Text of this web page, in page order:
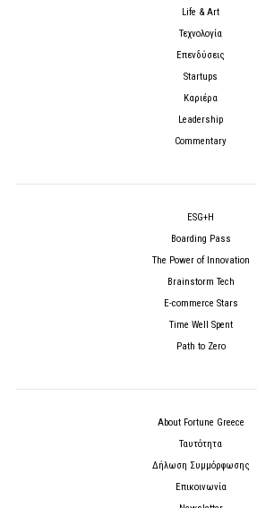
Life & Art
Τεχνολογία
Επενδύσεις
Startups
Καριέρα
Leadership
Commentary
ESG+H
Boarding Pass
The Power of Innovation
Brainstorm Tech
E-commerce Stars
Time Well Spent
Path to Zero
About Fortune Greece
Ταυτότητα
Δήλωση Συμμόρφωσης
Επικοινωνία